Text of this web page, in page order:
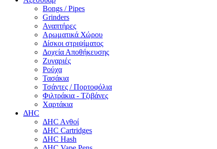
Bongs / Pipes
Grinders
Αναπτήρες
Αρωματικά Χώρου
Δίσκοι στριψίματος
Δοχεία Αποθήκευσης
Ζυγαριές
Ρούχα
Τασάκια
Τσάντες / Πορτοφόλια
Φιλτράκια - Τζιβάνες
Χαρτάκια
ΔHC
ΔHC Aνθοί
ΔHC Cartridges
ΔHC Hash